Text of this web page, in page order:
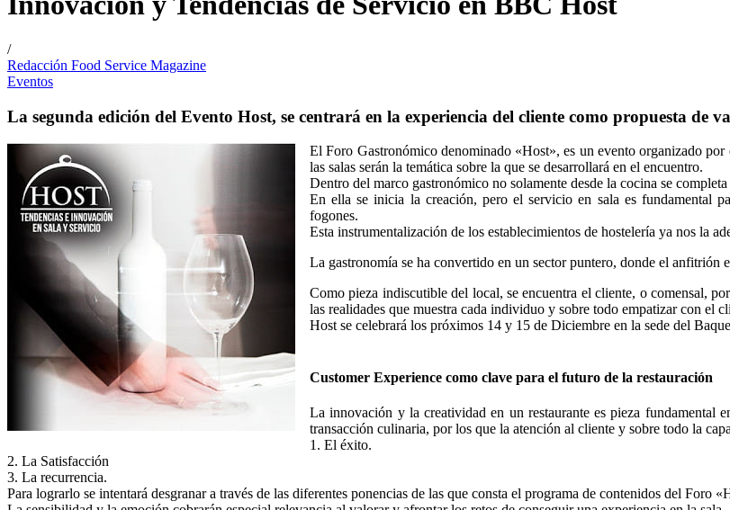
/
Redacción Food Service Magazine
Eventos
La segunda edición del Evento Host, se centrará en la experiencia del cliente como propuesta de
El Foro Gastronómico denominado «Host», es un evento organizado por
las salas serán la temática sobre la que se desarrollará en el encuentro.
Dentro del marco gastronómico no solamente desde la cocina se
En ella se inicia la creación, pero el servicio en sala es fundamental
fogones.
Esta instrumentalización de los establecimientos de hostelería ya nos la
La gastronomía se ha convertido en un sector puntero, donde el anfitrión
Como pieza indiscutible del local, se encuentra el cliente, o comensal,
las realidades que muestra cada individuo y sobre todo empatizar con el
Host se celebrará los próximos 14 y 15 de Diciembre en la sede del
Customer Experience como clave para el futuro de la restauración
La innovación y la creatividad en un restaurante es pieza fundamental
transacción culinaria, por los que la atención al cliente y sobre todo la
1. El éxito.
2. La Satisfacción
3. La recurrencia.
Para lograrlo se intentará desgranar a través de las diferentes ponencias de las que consta el programa de contenidos del Foro